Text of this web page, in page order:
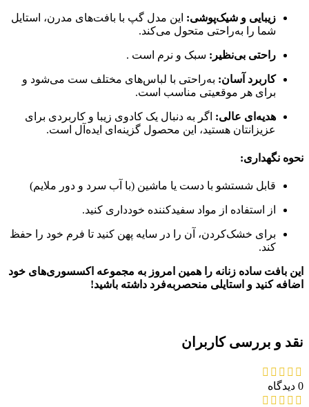
زیبایی و شیک‌پوشی: این مدل گپ با بافت‌های مدرن، استایل
شما را به‌راحتی متحول می‌کند.
راحتی بی‌نظیر: سبک و نرم است .
کاربرد آسان: به‌راحتی با لباس‌های مختلف ست می‌شود و
برای هر موقعیتی مناسب است.
هدیه‌ای عالی: اگر به دنبال یک کادوی زیبا و کاربردی برای
عزیزانتان هستید، این محصول گزینه‌ای ایده‌آل است.
نحوه نگهداری:
قابل شستشو با دست یا ماشین (با آب سرد و دور ملایم)
از استفاده از مواد سفیدکننده خودداری کنید.
برای خشک‌کردن، آن را در سایه پهن کنید تا فرم خود را حفظ
کند.
این بافت ساده زنانه را همین امروز به مجموعه اکسسوری‌های خود
اضافه کنید و استایلی منحصربه‌فرد داشته باشید!
نقد و بررسی کاربران
0 دیدگاه